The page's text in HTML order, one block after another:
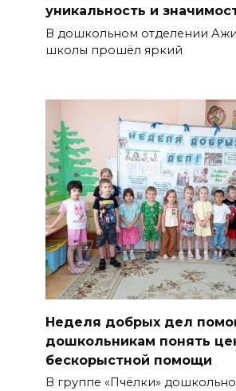
уникальность и
В дошкольном отделении
школы прошёл яркий
Неделя добрых дел
дошкольникам понять
бескорыстной помощи
В группе «Пчёлки»